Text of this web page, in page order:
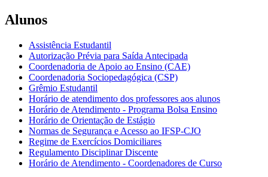
Alunos
Assistência Estudantil
Autorização Prévia para Saída Antecipada
Coordenadoria de Apoio ao Ensino (CAE)
Coordenadoria Sociopedagógica (CSP)
Grêmio Estudantil
Horário de atendimento dos professores aos alunos
Horário de Atendimento - Programa Bolsa Ensino
Horário de Orientação de Estágio
Normas de Segurança e Acesso ao IFSP-CJO
Regime de Exercícios Domiciliares
Regulamento Disciplinar Discente
Horário de Atendimento - Coordenadores de Curso